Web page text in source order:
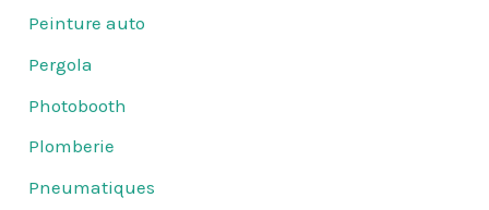
Peinture auto
Pergola
Photobooth
Plomberie
Pneumatiques